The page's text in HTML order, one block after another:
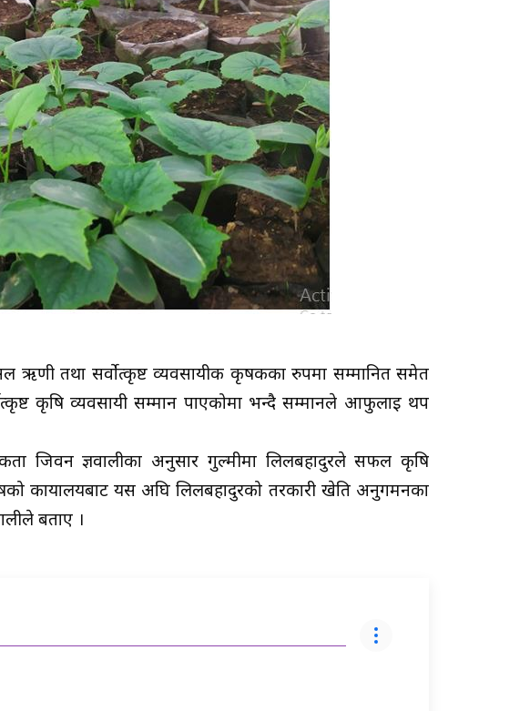
ऋणी तथा सर्वोत्कृष्ट व्यवसायीक कृषकका रुपमा सम्मानित समेत
कृषि व्यवसायी सम्मान पाएकोमा भन्दै सम्मानले आफुलाई थप
जिवन ज्ञवालीका अनुसार गुल्मीमा लिलबहादुरले सफल कृषि
कार्यालयबाट यस अघि लिलबहादुरको तरकारी खेति अनुगमनका
बताए ।